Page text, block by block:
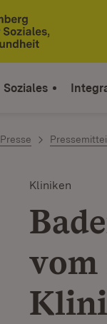
Soziales
Presse
Kliniken
vom